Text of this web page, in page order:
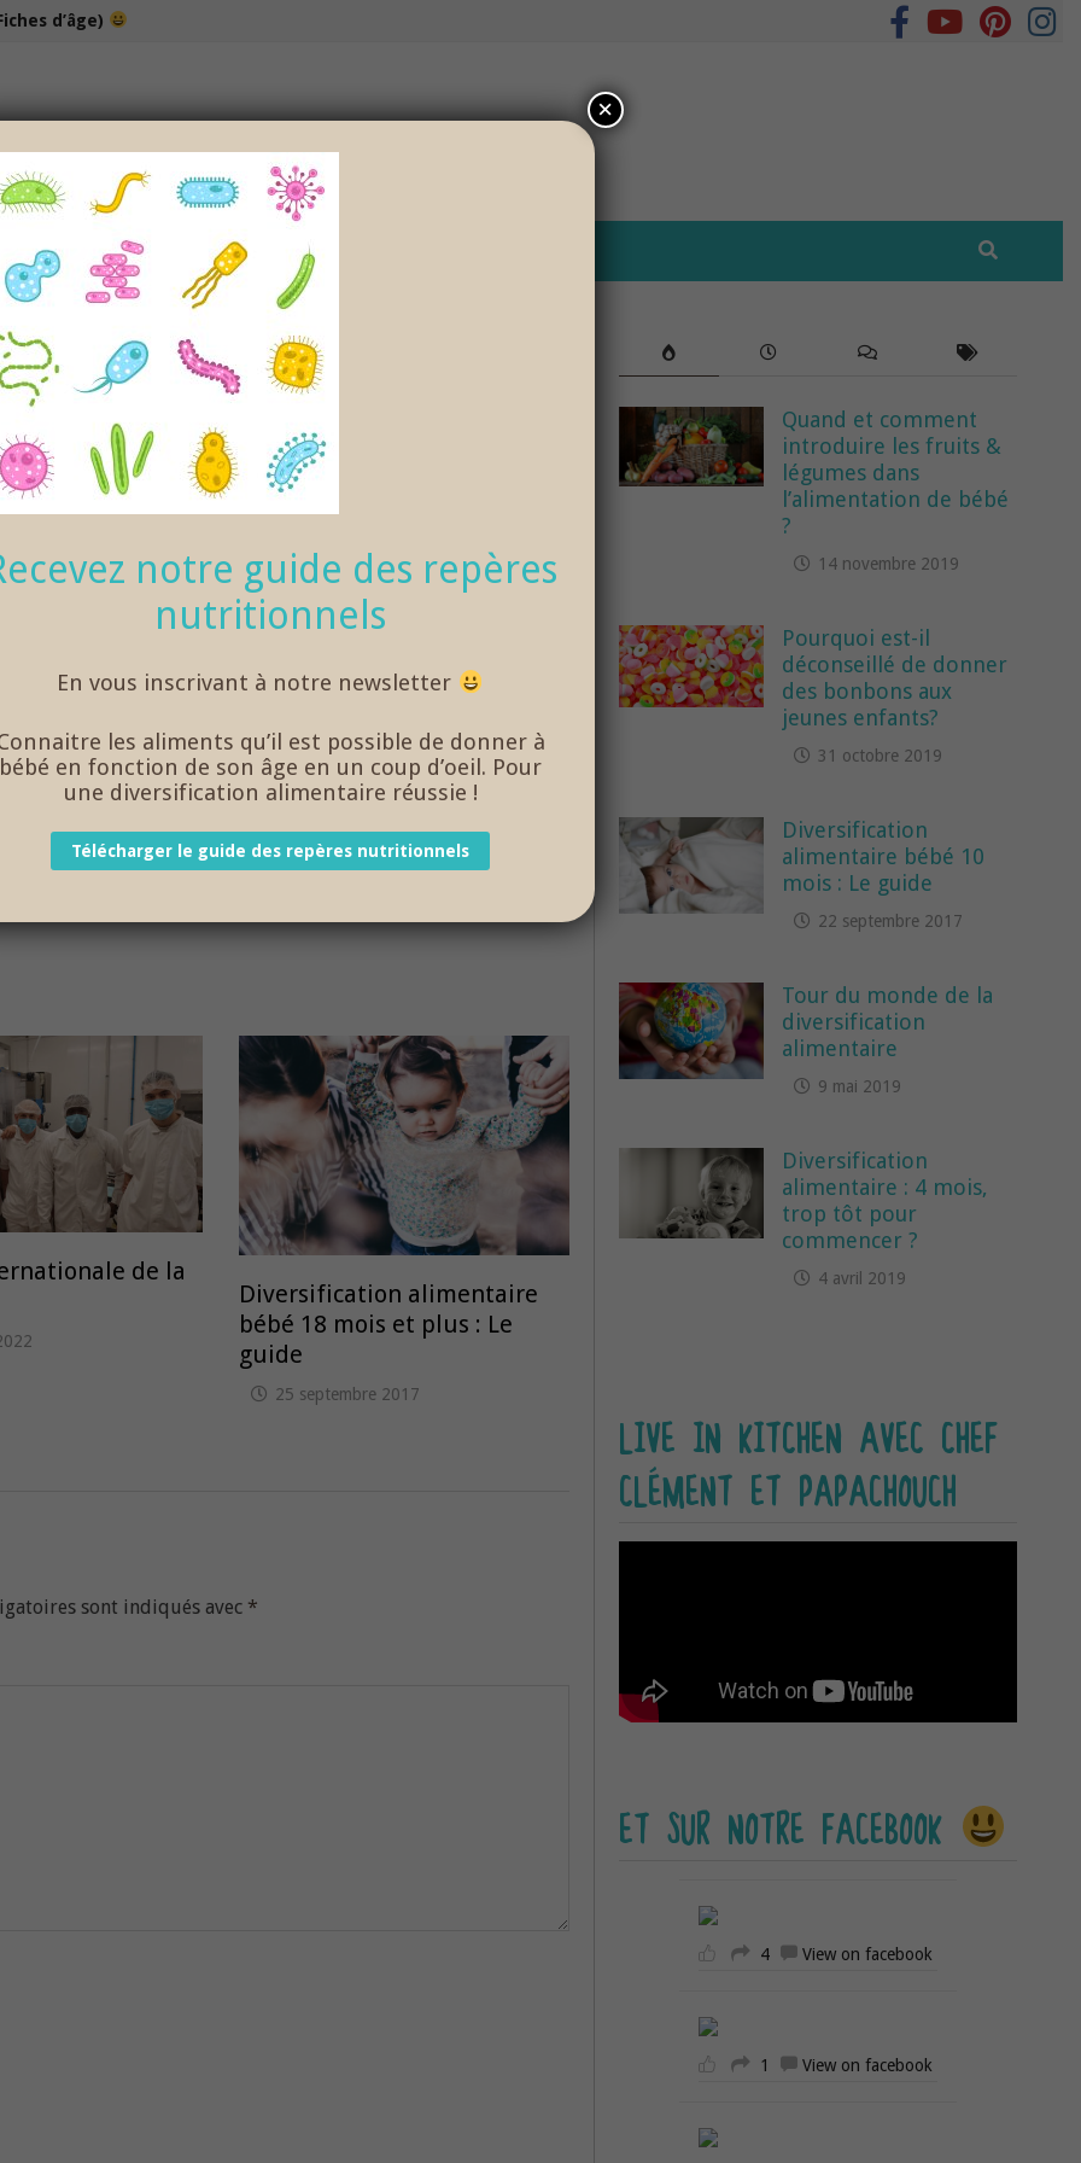
d’âge)
100% bio et de saison… et cela change tout !
NOS DÉLICIEUX PETITS POTS
de la
Diversification alimentaire
bébé 18 mois et plus : Le
guide
25 septembre 2017
sont indiqués avec *
Quand et comment
introduire les fruits &
légumes dans
l’alimentation de bébé
?
14 novembre 2019
Pourquoi est-il
déconseillé de donner
des bonbons aux
jeunes enfants?
31 octobre 2019
Diversification
alimentaire bébé 10
mois : Le guide
22 septembre 2017
Tour du monde de la
diversification
alimentaire
9 mai 2019
Diversification
alimentaire : 4 mois,
trop tôt pour
commencer ?
4 avril 2019
LIVE IN KITCHEN AVEC CHEF
CLÉMENT ET PAPACHOUCH
ET SUR NOTRE FACEBOOK
4 View on facebook
1 View on facebook
notre guide des repères
nutritionnels
En vous inscrivant à notre newsletter
les aliments qu’il est possible de donner à
bébé en fonction de son âge en un coup d’oeil. Pour
une diversification alimentaire réussie !
Télécharger le guide des repères nutritionnels
×